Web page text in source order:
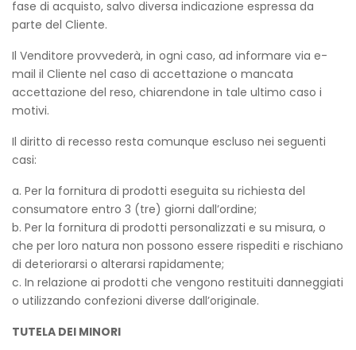
fase di acquisto, salvo diversa indicazione espressa da
parte del Cliente.
Il Venditore provvederà, in ogni caso, ad informare via e-
mail il Cliente nel caso di accettazione o mancata
accettazione del reso, chiarendone in tale ultimo caso i
motivi.
Il diritto di recesso resta comunque escluso nei seguenti
casi:
a. Per la fornitura di prodotti eseguita su richiesta del
consumatore entro 3 (tre) giorni dall’ordine;
b. Per la fornitura di prodotti personalizzati e su misura, o
che per loro natura non possono essere rispediti e rischiano
di deteriorarsi o alterarsi rapidamente;
c. In relazione ai prodotti che vengono restituiti danneggiati
o utilizzando confezioni diverse dall’originale.
TUTELA DEI MINORI